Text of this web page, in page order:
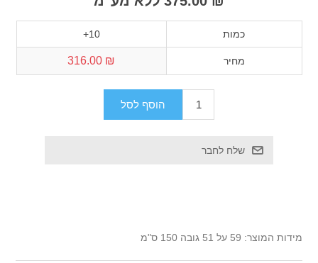
כמות 10+
מחיר ₪ 316.00
מידות המוצר: 59 על 51 גובה 150 ס"מ